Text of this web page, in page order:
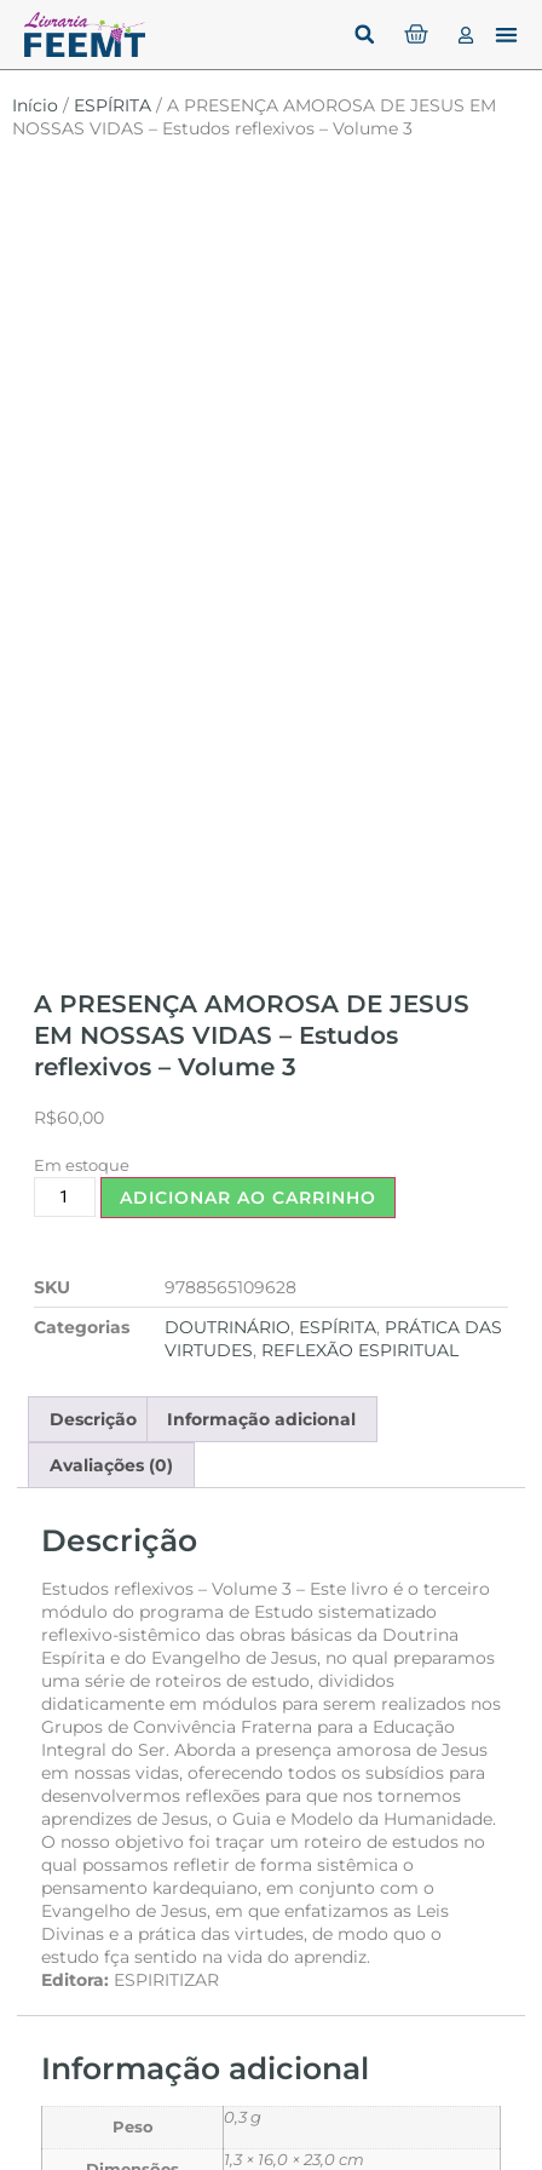
Início / ESPÍRITA / A PRESENÇA AMOROSA DE JESUS EM
NOSSAS VIDAS – Estudos reflexivos – Volume 3
A PRESENÇA AMOROSA DE JESUS
EM NOSSAS VIDAS – Estudos
reflexivos – Volume 3
R$60,00
Em estoque
ADICIONAR AO CARRINHO
SKU
9788565109628
Categorias
DOUTRINÁRIO, ESPÍRITA, PRÁTICA DAS
VIRTUDES, REFLEXÃO ESPIRITUAL
Descrição Informação adicional
Avaliações (0)
Descrição
Estudos reflexivos – Volume 3 – Este livro é o terceiro
módulo do programa de Estudo sistematizado
reflexivo-sistêmico das obras básicas da Doutrina
Espírita e do Evangelho de Jesus, no qual preparamos
uma série de roteiros de estudo, divididos
didaticamente em módulos para serem realizados nos
Grupos de Convivência Fraterna para a Educação
Integral do Ser. Aborda a presença amorosa de Jesus
em nossas vidas, oferecendo todos os subsídios para
desenvolvermos reflexões para que nos tornemos
aprendizes de Jesus, o Guia e Modelo da Humanidade.
O nosso objetivo foi traçar um roteiro de estudos no
qual possamos refletir de forma sistêmica o
pensamento kardequiano, em conjunto com o
Evangelho de Jesus, em que enfatizamos as Leis
Divinas e a prática das virtudes, de modo quo o
estudo fça sentido na vida do aprendiz.
Editora: ESPIRITIZAR
Informação adicional
Peso
0,3 g
1,3 × 16,0 × 23,0 cm